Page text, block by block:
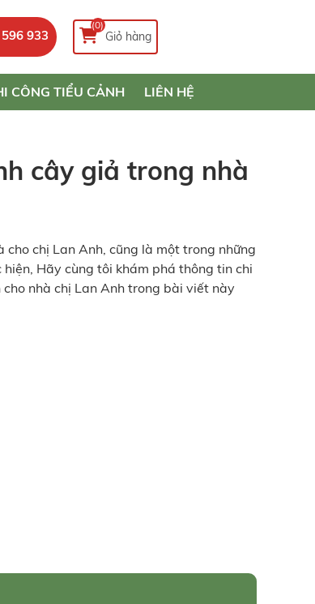
933
(0)
Giỏ hàng
CÔNG TIỂU CẢNH LIÊN HỆ
cây giả trong nhà
chị Lan Anh, cũng là một trong những
Hãy cùng tôi khám phá thông tin chi
nhà chị Lan Anh trong bài viết này